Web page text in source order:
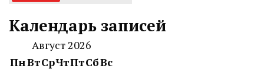
Календарь записей
Август 2026
ПнВтСрЧтПтСбВс